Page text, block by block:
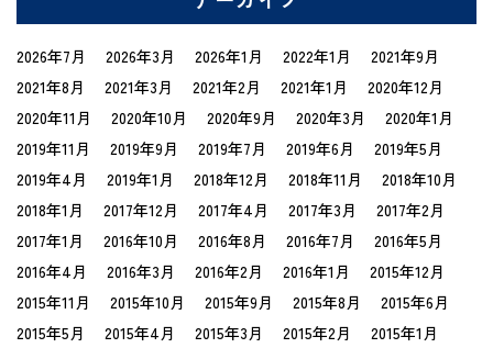
2026年7月 2026年3月 2026年1月 2022年1月
2021年9月
2021年8月
2021年3月 2021年2月 2021年1月
2020年12月
2020年11月
2020年10月 2020年9月 2020年3月
2020年1月
2019年11月
2019年9月 2019年7月 2019年6月
2019年5月
2019年4月
2019年1月 2018年12月 2018年11月
2018年10月
2018年1月
2017年12月 2017年4月 2017年3月
2017年2月
2017年1月
2016年10月 2016年8月 2016年7月
2016年5月
2016年4月
2016年3月 2016年2月 2016年1月
2015年12月
2015年11月
2015年10月 2015年9月 2015年8月
2015年6月
2015年5月
2015年4月 2015年3月 2015年2月 2015年1月